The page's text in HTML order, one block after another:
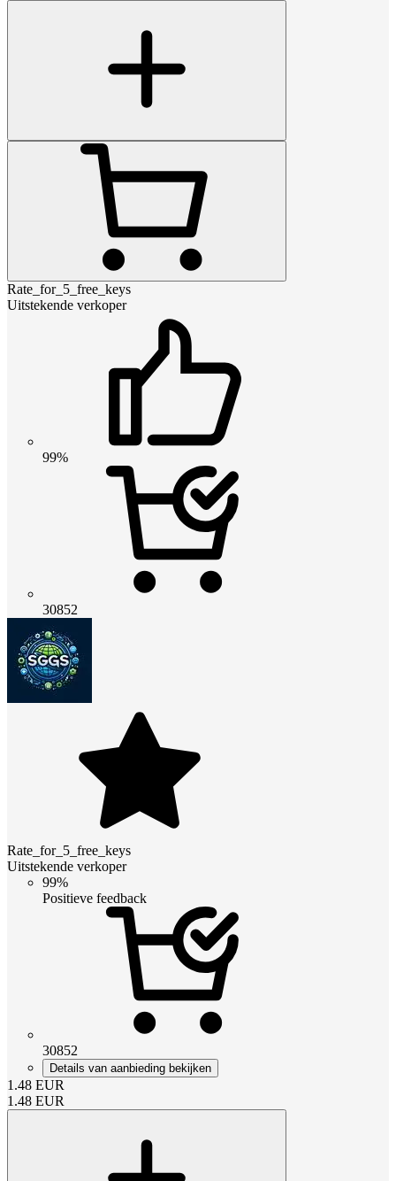
Rate_for_5_free_keys
Uitstekende verkoper
99%
30852
Rate_for_5_free_keys
Uitstekende verkoper
99%
Positieve feedback
30852
Details van aanbieding bekijken
1.48 EUR
1.48 EUR